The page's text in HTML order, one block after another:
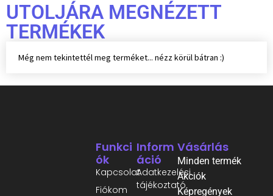
UTOLJÁRA MEGNÉZETT
TERMÉKEK
Még nem tekintettél meg terméket... nézz körül bátran :)
Inform
Áció
Adatkezelési
tájékoztató
Funkci
Ók
Kapcsolat
Fiókom
Vásárlás
Minden termék
Akciók
Képregények